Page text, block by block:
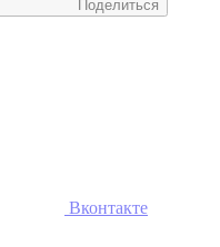
Поделиться
Вконтакте